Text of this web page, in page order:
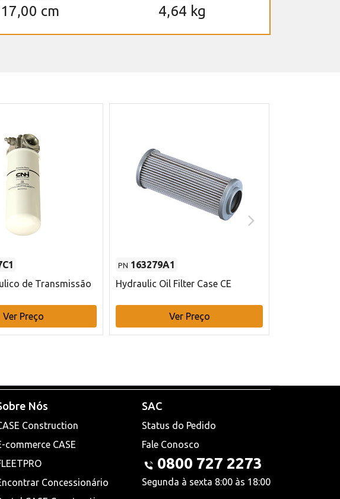
cm 4,64 kg
de Transmissão
Ver Preço
PN 163279A1
Hydraulic Oil Filter Case CE
Ver Preço
Nós
Construction
commerce CASE
Concessionário
SAC
Status do Pedido
Fale Conosco
0800 727 2273
Segunda à sexta 8:00 às 18:00